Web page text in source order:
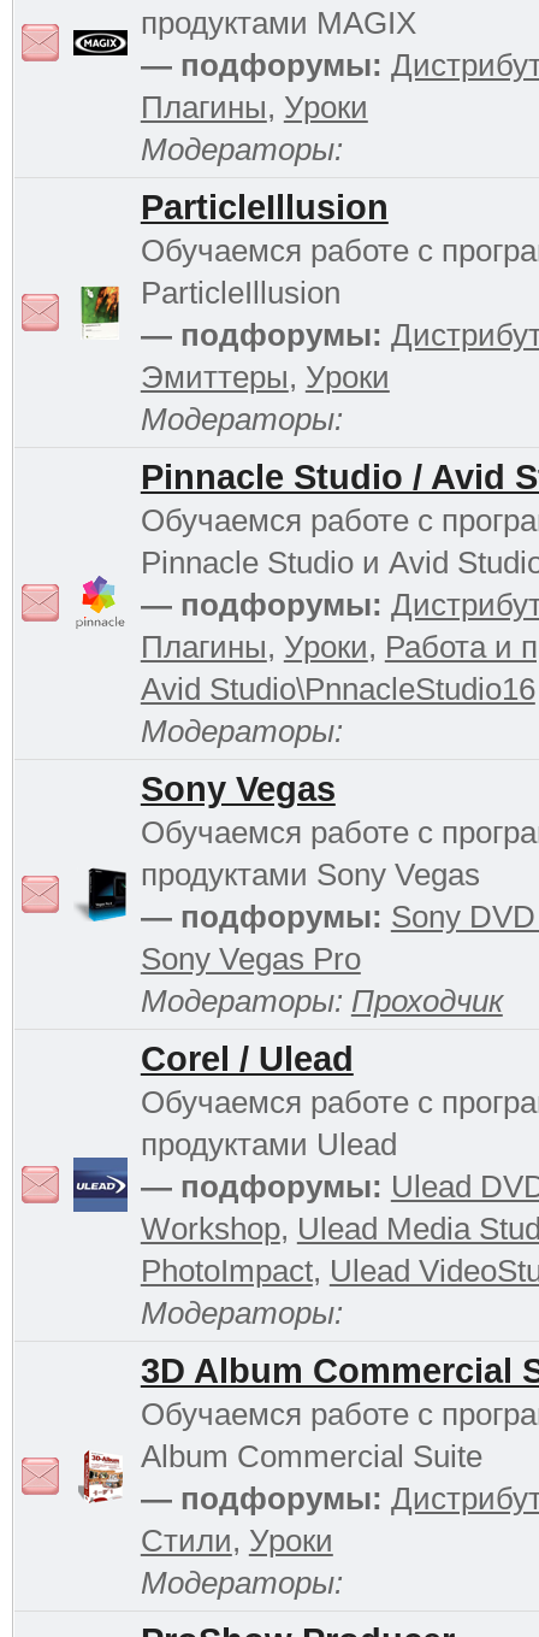
продуктами MAGIX
— подфорумы:
Плагины, Уроки
Модераторы:
ParticleIllusion
Обучаемся работе с
ParticleIllusion
— подфорумы:
Эмиттеры, Уроки
Модераторы:
Pinnacle Studio / Avid
Обучаемся работе с
Pinnacle Studio и Avid
— подфорумы:
Плагины, Уроки, Работа и
Avid Studio\PnnacleStudio16
Модераторы:
Sony Vegas
Обучаемся работе с
продуктами Sony Vegas
— подфорумы: Sony
Sony Vegas Pro
Модераторы: Проходчик
Corel / Ulead
Обучаемся работе с
продуктами Ulead
— подфорумы: Ulead
Workshop, Ulead Media
PhotoImpact, Ulead
Модераторы:
3D Album Commercial
Обучаемся работе с
Album Commercial Suite
— подфорумы:
Стили, Уроки
Модераторы: